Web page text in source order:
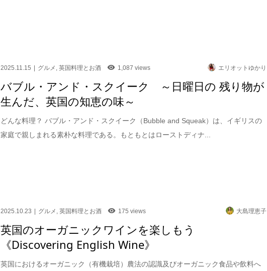
2025.11.15 グルメ ,英国料理とお酒 1,087 views エリオットゆかり
バブル・アンド・スクイーク ～日曜日の 残り物が
生んだ、英国の知恵の味～
どんな料理？ バブル・アンド・スクイーク（Bubble and Squeak）は、イギリスの
家庭で親しまれる素朴な料理である。もともとはローストディナ...
2025.10.23 グルメ ,英国料理とお酒 175 views 大島理恵子
英国のオーガニックワインを楽しもう
《Discovering English Wine》
英国におけるオーガニック（有機栽培）農法の認識及びオーガニック食品や飲料へ